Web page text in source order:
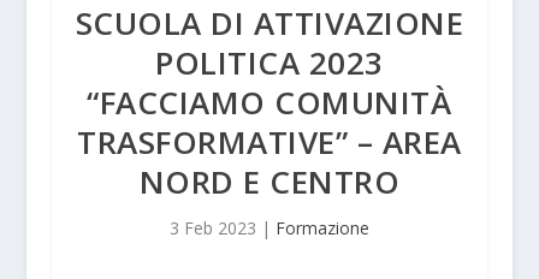
SCUOLA DI ATTIVAZIONE
POLITICA 2023
“FACCIAMO COMUNITÀ
TRASFORMATIVE” – AREA
NORD E CENTRO
3 Feb 2023 | Formazione